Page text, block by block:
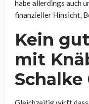
habe allerdings auch
finanzieller Hinsicht,
Kein
mit
Schalke